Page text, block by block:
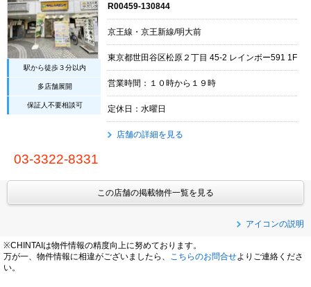
駅から徒歩３分以内
多店舗展開
保証人不要相談可
R00459-130844
京王線・京王新線/明大前
東京都世田谷区松原２丁目 45-2 レインボー591 1F
営業時間：１０時から１９時
定休日：水曜日
店舗の詳細を見る
03-3322-8331
この店舗の掲載物件一覧を見る
アイコンの説明
※CHINTAIは物件情報の精度向上に努めております。
万が一、物件情報に相違がございましたら、
こちらのお問合せよりご連絡くださ
い。